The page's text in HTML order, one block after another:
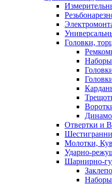
Головки,
Наборы
Отвертки и
Молотки,
Ударно-
Шарнирно-